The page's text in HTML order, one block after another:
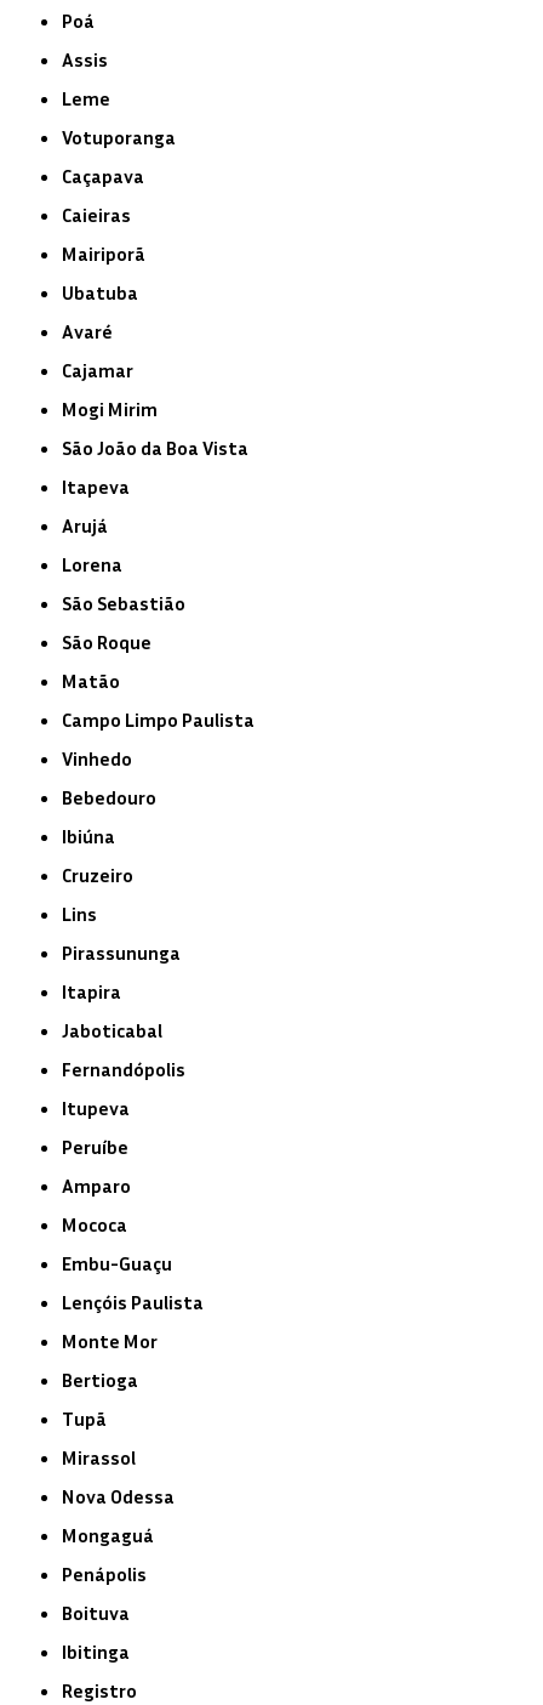
Poá
Assis
Leme
Votuporanga
Caçapava
Caieiras
Mairiporã
Ubatuba
Avaré
Cajamar
Mogi Mirim
São João da Boa Vista
Itapeva
Arujá
Lorena
São Sebastião
São Roque
Matão
Campo Limpo Paulista
Vinhedo
Bebedouro
Ibiúna
Cruzeiro
Lins
Pirassununga
Itapira
Jaboticabal
Fernandópolis
Itupeva
Peruíbe
Amparo
Mococa
Embu-Guaçu
Lençóis Paulista
Monte Mor
Bertioga
Tupã
Mirassol
Nova Odessa
Mongaguá
Penápolis
Boituva
Ibitinga
Registro